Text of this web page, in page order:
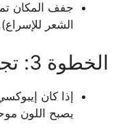
جفف المكان
الشعر
الخطوة 3: تجهيز وتطبيق الغراء
إذا كان
يصبح اللون